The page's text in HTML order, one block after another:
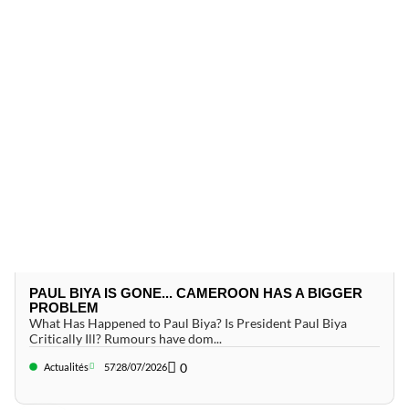
PAUL BIYA IS GONE... CAMEROON HAS A BIGGER
PROBLEM
What Has Happened to Paul Biya? Is President Paul Biya
Critically Ill? Rumours have dom...
Actualités 5728/07/2026 0